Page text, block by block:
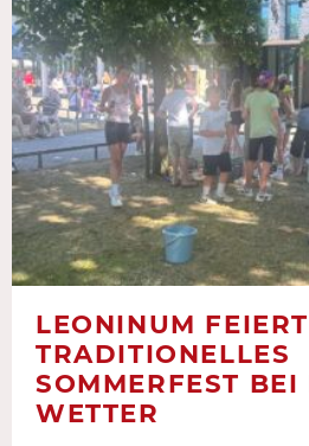
LEONINUM FEIERT
TRADITIONELLES
SOMMERFEST BEI
WETTER